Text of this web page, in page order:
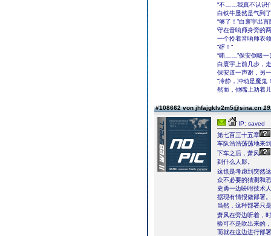
“不……我真不认识
白铁牛显然是气到
“够了！”白寰宇出
守在音响师身旁的
一个拎着音响师衣
“砰！”
“嘶……”保安倒吸一
白寰宇上前几步，
保安道一声谢，另
“冷静，冲动是魔鬼
然而，他嘴上劝着
#108662 von jhfajgklv2m5@sina.cn
IP: saved
第七百三十五章
车队浩浩荡荡地来
下车之后，萧风
到什么人影。
这也是考虑到突然
众不必要的猜测和
史勇一边吩咐技术
据现有情报做部署。
当然，这种部署只
萧风在旁边听着，
验可不是吹出来的
而就在这边进行部